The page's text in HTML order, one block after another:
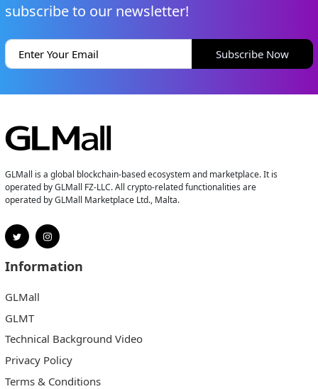
subscribe to our newsletter!
Subscribe Now
GLMall is a global blockchain-based ecosystem and marketplace. It is
operated by GLMall FZ-LLC. All crypto-related functionalities are
operated by GLMall Marketplace Ltd., Malta.
Information
GLMall
GLMT
Technical Background Video
Privacy Policy
Terms & Conditions